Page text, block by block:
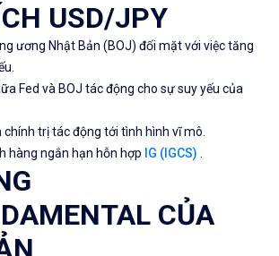
USD/JPY
ương Nhật Bản (BOJ) đối mặt với việc tăng
Fed và BOJ tác động cho sựsuy yếu của
chính trị tác động tới tình hình vĩ mô.
hàng ngắn hạn hỗn hợp IG (IGCS) .
CỦA